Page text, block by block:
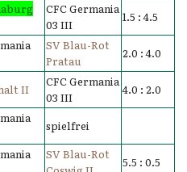
CFC Germania
03 III
1.5 : 4.5
SV Blau-Rot
Pratau
2.0 : 4.0
II
CFC Germania
03 III
4.0 : 2.0
spielfrei
SV Blau-Rot
5.5 : 0.5